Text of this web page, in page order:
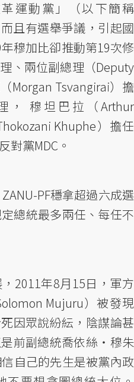
運動黨」（以下簡稱
且有選舉爭議，引起國
穆加比卻推動第19次修
、兩位副總理（Deputy
Morgan Tsvangirai）擔
， 穆坦巴拉（Arthur
Khuphe）擔任
對黨MDC。
PF穩拿超過六成選
總統最多兩任、每任不
2011年8月15日，軍方
Mujuru）被發現
因眾說紛紜，陰謀論甚
前副總統喬依絲‧穆朱
自己的先生是被黨內政